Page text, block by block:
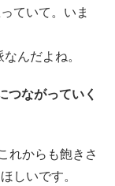
ていて。いま
んだよね。
つながっていく
れからも飽きさ
しいです。